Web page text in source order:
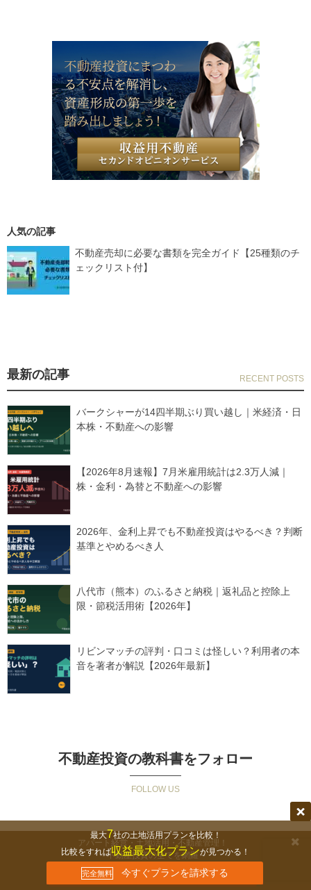
不動産売却に必要な書類を完全ガイド【25種類のチ
ェックリスト付】
人気の記事
最新の記事
バークシャーが14四半期ぶり買い越し｜米経済・日
本株・不動産への影響
【2026年8月速報】7月米雇用統計は2.3万人減｜
株・金利・為替と不動産への影響
2026年、金利上昇でも不動産投資はやるべき？判断
基準とやめるべき人
八代市（熊本）のふるさと納税｜返礼品と控除上
限・節税活用術【2026年】
リビンマッチの評判・口コミは怪しい？利用者の本
音を著者が解説【2026年最新】
不動産投資の教科書をフォロー
アパート経営・土地活用・不動産管理！
～不動産投資の全てを網羅～
無料セミナーの詳細を見る
最大7社の土地活用プランを比較！
比較をすれば収益最大化プランが見つかる！
今すぐプランを請求する